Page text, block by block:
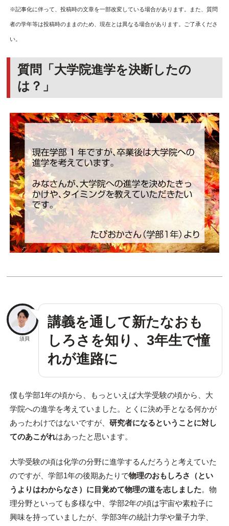
※記事化に伴って、投稿時の文章を一部改変している場合があります。また、質問
者の学年等は投稿時のままのため、現在とは異なる場合があります。ご了承くださ
い。
質問「大学院進学を決断したの
は？」
須貝
講義を通して新たなおも
しろさを知り、3年生で憧
れが進路に
僕も学部1年の頃から、もっといえば大学受験の頃から、大
学院への進学を考えていました。とくに決め手となる何かが
あったわけではないですが、 研究者になるということに対し
てのあこがれはあったと思います。
大学受験の頃は化学の分野に進学するんだろうと考えていた
のですが、学部1年の後期あたりで物理のおもしろさ（とい
うよりはわからなさ）に目覚めて物理の道を志しました。物
理分野といっても多様な中、学部2年の頃は宇宙や素粒子に
興味を持っていましたが、学部3年の統計力学や量子力学、